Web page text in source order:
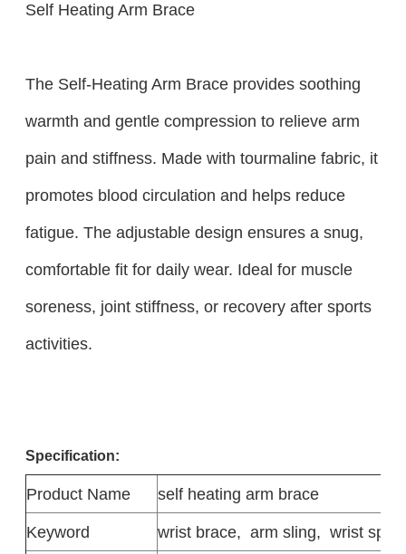
Self Heating Arm Brace
The Self-Heating Arm Brace provides soothing
warmth and gentle compression to relieve arm
pain and stiffness. Made with tourmaline fabric, it
promotes blood circulation and helps reduce
fatigue. The adjustable design ensures a snug,
comfortable fit for daily wear. Ideal for muscle
soreness, joint stiffness, or recovery after sports
activities.
Specification:
Product Name
self heating arm brace
Keyword
wrist brace, arm sling, wrist